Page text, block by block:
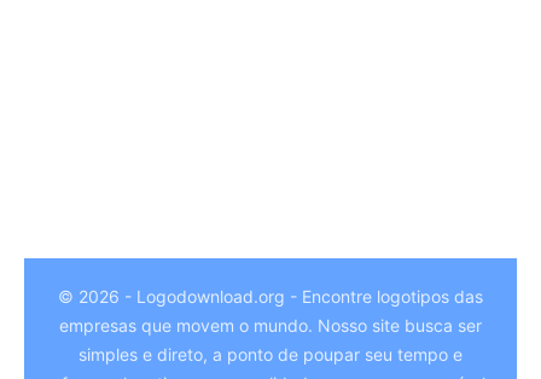
© 2026 - Logodownload.org - Encontre logotipos das
empresas que movem o mundo. Nosso site busca ser
simples e direto, a ponto de poupar seu tempo e
German